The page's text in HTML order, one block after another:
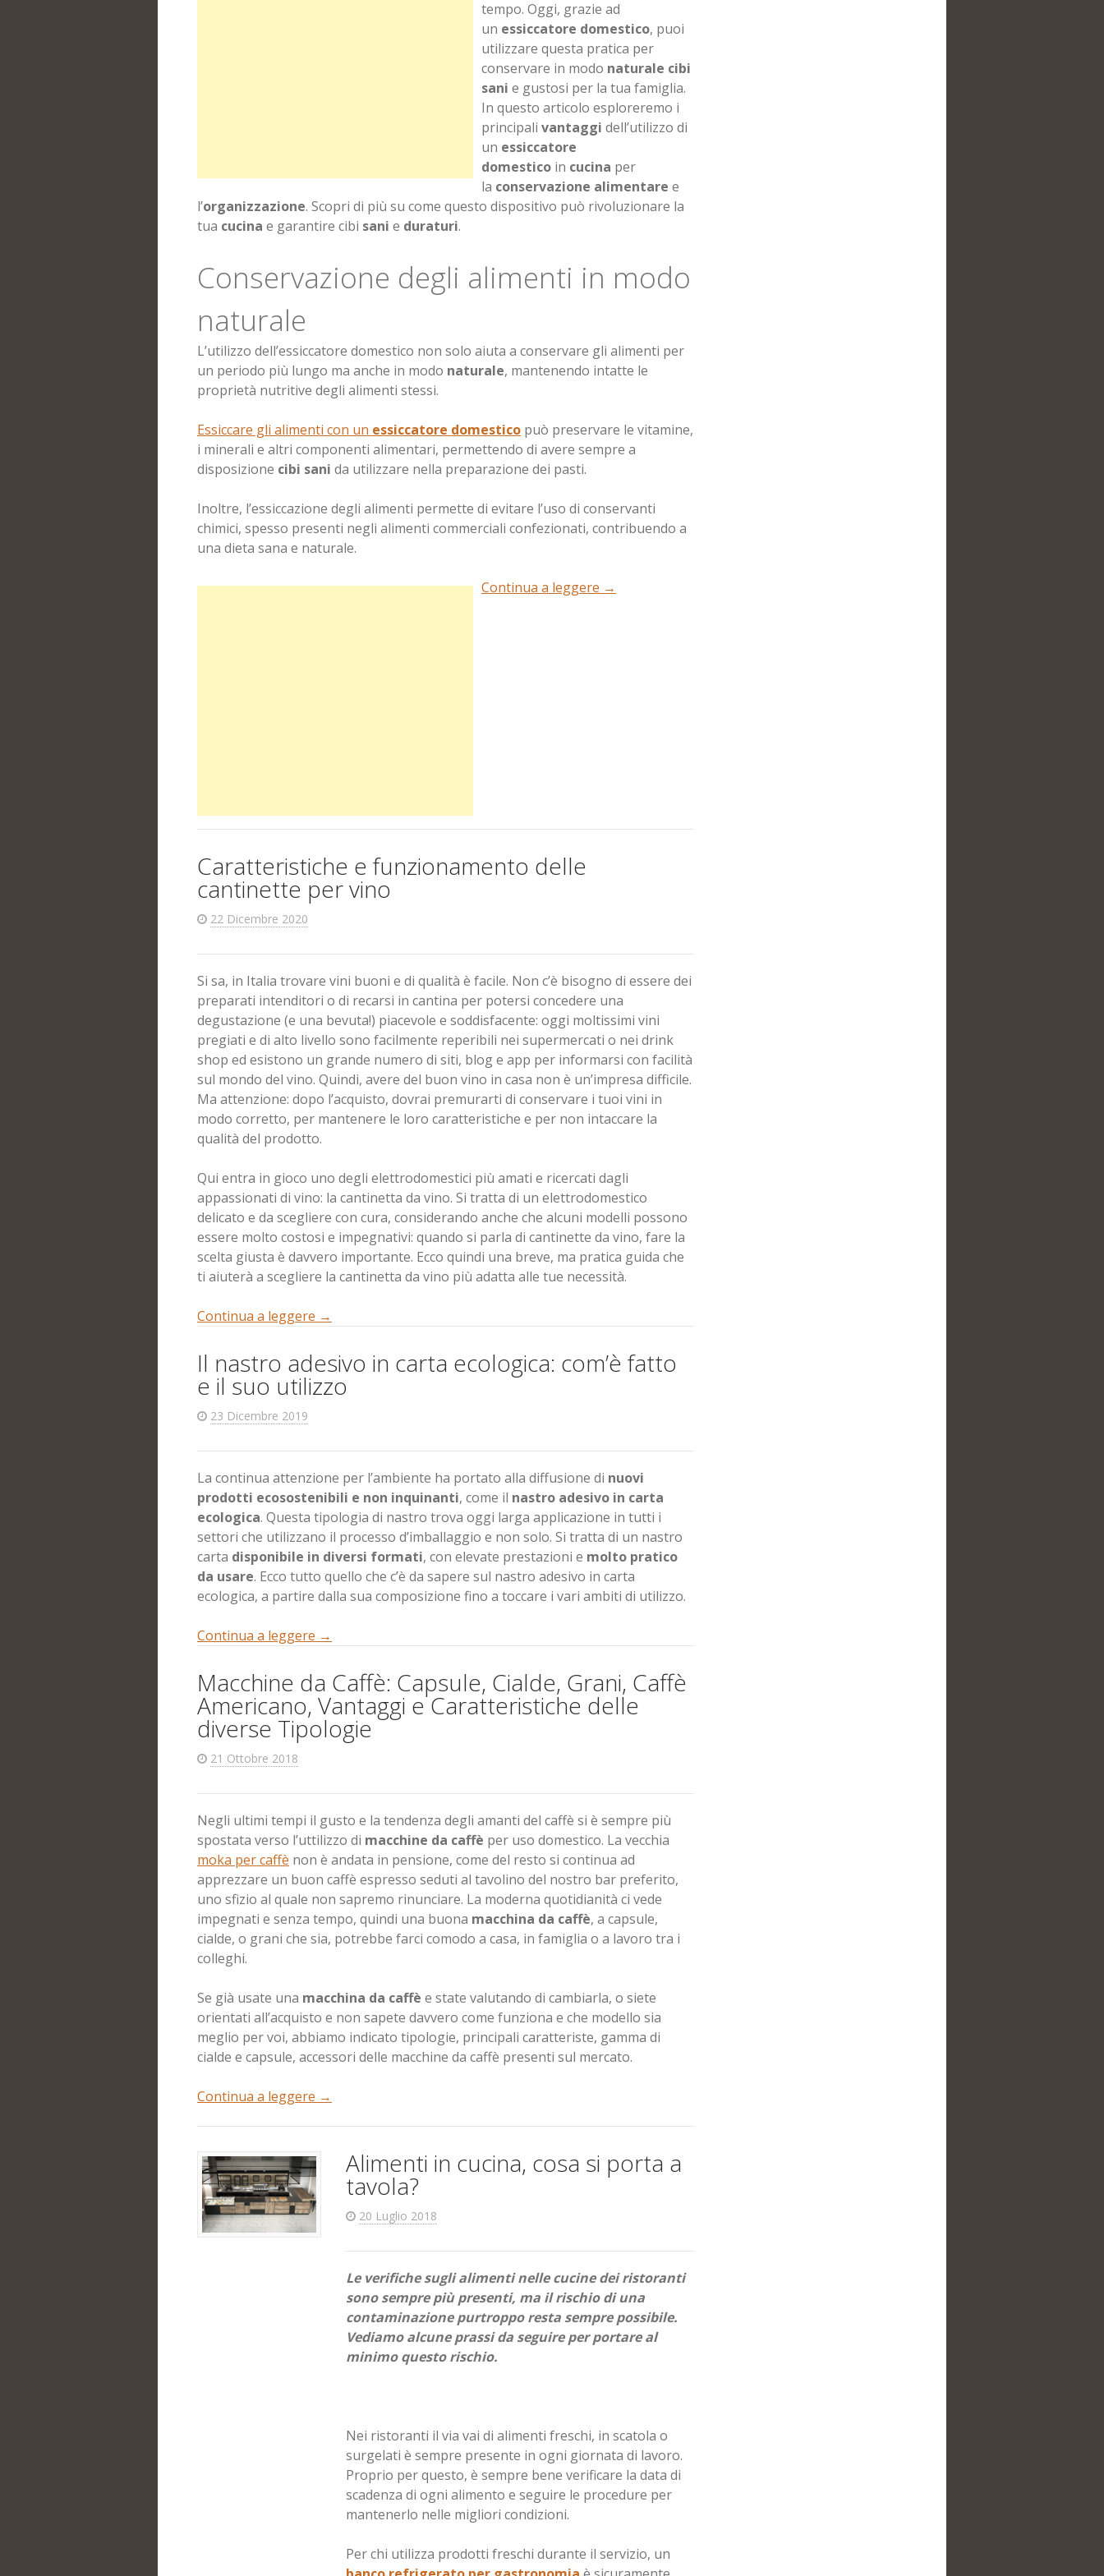
tempo. Oggi, grazie ad
un essiccatore domestico, puoi
utilizzare questa pratica per
conservare in modo naturale cibi
sani e gustosi per la tua famiglia.
In questo articolo esploreremo i
principali vantaggi dell’utilizzo di
un essiccatore
domestico in cucina per
la conservazione alimentare e
l’organizzazione. Scopri di più su come questo dispositivo può rivoluzionare la
tua cucina e garantire cibi sani e duraturi.
Conservazione degli alimenti in modo
naturale
L’utilizzo dell’essiccatore domestico non solo aiuta a conservare gli alimenti per
un periodo più lungo ma anche in modo naturale, mantenendo intatte le
proprietà nutritive degli alimenti stessi.
Essiccare gli alimenti con un essiccatore domestico può preservare le vitamine,
i minerali e altri componenti alimentari, permettendo di avere sempre a
disposizione cibi sani da utilizzare nella preparazione dei pasti.
Inoltre, l’essiccazione degli alimenti permette di evitare l’uso di conservanti
chimici, spesso presenti negli alimenti commerciali confezionati, contribuendo a
una dieta sana e naturale.
Continua a leggere →
Caratteristiche e funzionamento delle
cantinette per vino
22 Dicembre 2020
Si sa, in Italia trovare vini buoni e di qualità è facile. Non c’è bisogno di essere dei
preparati intenditori o di recarsi in cantina per potersi concedere una
degustazione (e una bevuta!) piacevole e soddisfacente: oggi moltissimi vini
pregiati e di alto livello sono facilmente reperibili nei supermercati o nei drink
shop ed esistono un grande numero di siti, blog e app per informarsi con facilità
sul mondo del vino. Quindi, avere del buon vino in casa non è un’impresa difficile.
Ma attenzione: dopo l’acquisto, dovrai premurarti di conservare i tuoi vini in
modo corretto, per mantenere le loro caratteristiche e per non intaccare la
qualità del prodotto.
Qui entra in gioco uno degli elettrodomestici più amati e ricercati dagli
appassionati di vino: la cantinetta da vino. Si tratta di un elettrodomestico
delicato e da scegliere con cura, considerando anche che alcuni modelli possono
essere molto costosi e impegnativi: quando si parla di cantinette da vino, fare la
scelta giusta è davvero importante. Ecco quindi una breve, ma pratica guida che
ti aiuterà a scegliere la cantinetta da vino più adatta alle tue necessità.
Continua a leggere →
Il nastro adesivo in carta ecologica: com’è fatto
e il suo utilizzo
23 Dicembre 2019
La continua attenzione per l’ambiente ha portato alla diffusione di nuovi
prodotti ecosostenibili e non inquinanti, come il nastro adesivo in carta
ecologica. Questa tipologia di nastro trova oggi larga applicazione in tutti i
settori che utilizzano il processo d’imballaggio e non solo. Si tratta di un nastro
carta disponibile in diversi formati, con elevate prestazioni e molto pratico
da usare. Ecco tutto quello che c’è da sapere sul nastro adesivo in carta
ecologica, a partire dalla sua composizione fino a toccare i vari ambiti di utilizzo.
Continua a leggere →
Macchine da Caffè: Capsule, Cialde, Grani, Caffè
Americano, Vantaggi e Caratteristiche delle
diverse Tipologie
21 Ottobre 2018
Negli ultimi tempi il gusto e la tendenza degli amanti del caffè si è sempre più
spostata verso l’uttilizzo di macchine da caffè per uso domestico. La vecchia
moka per caffè non è andata in pensione, come del resto si continua ad
apprezzare un buon caffè espresso seduti al tavolino del nostro bar preferito,
uno sfizio al quale non sapremo rinunciare. La moderna quotidianità ci vede
impegnati e senza tempo, quindi una buona macchina da caffè, a capsule,
cialde, o grani che sia, potrebbe farci comodo a casa, in famiglia o a lavoro tra i
colleghi.
Se già usate una macchina da caffè e state valutando di cambiarla, o siete
orientati all’acquisto e non sapete davvero come funziona e che modello sia
meglio per voi, abbiamo indicato tipologie, principali caratteriste, gamma di
cialde e capsule, accessori delle macchine da caffè presenti sul mercato.
Continua a leggere →
Alimenti in cucina, cosa si porta a
tavola?
20 Luglio 2018
Le verifiche sugli alimenti nelle cucine dei ristoranti
sono sempre più presenti, ma il rischio di una
contaminazione purtroppo resta sempre possibile.
Vediamo alcune prassi da seguire per portare al
minimo questo rischio.
Nei ristoranti il via vai di alimenti freschi, in scatola o
surgelati è sempre presente in ogni giornata di lavoro.
Proprio per questo, è sempre bene verificare la data di
scadenza di ogni alimento e seguire le procedure per
mantenerlo nelle migliori condizioni.
Per chi utilizza prodotti freschi durante il servizio, un